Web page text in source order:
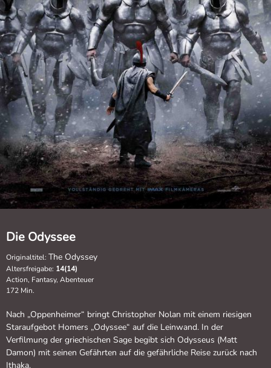
Die Odyssee
Originaltitel: The Odyssey
Altersfreigabe: 14(14)
Action, Fantasy, Abenteuer
172 Min.
Nach „Oppenheimer“ bringt Christopher Nolan mit einem riesigen
Staraufgebot Homers „Odyssee“ auf die Leinwand. In der
Verfilmung der griechischen Sage begibt sich Odysseus (Matt
Damon) mit seinen Gefährten auf die gefährliche Reise zurück nach
Ithaka.